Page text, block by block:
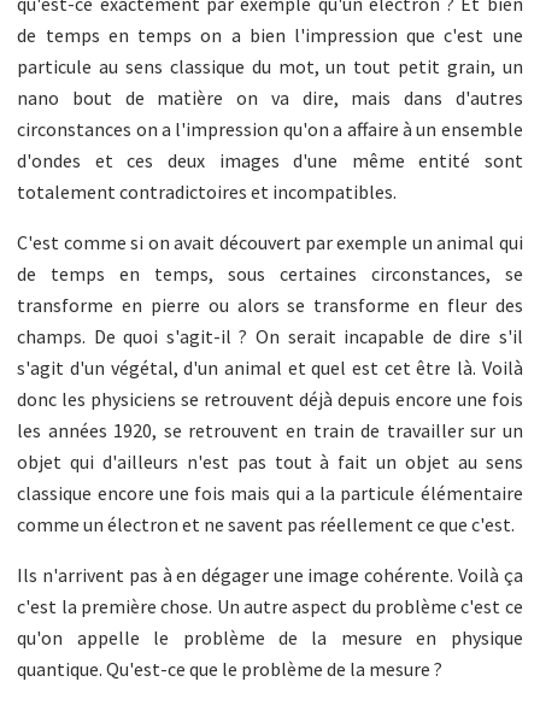
de temps en temps on a bien l'impression que c'est une
particule au sens classique du mot, un tout petit grain, un
nano bout de matière on va dire, mais dans d'autres
circonstances on a l'impression qu'on a affaire à un ensemble
d'ondes et ces deux images d'une même entité sont
totalement contradictoires et incompatibles.
C'est comme si on avait découvert par exemple un animal qui
de temps en temps, sous certaines circonstances, se
transforme en pierre ou alors se transforme en fleur des
champs. De quoi s'agit-il ? On serait incapable de dire s'il
s'agit d'un végétal, d'un animal et quel est cet être là. Voilà
donc les physiciens se retrouvent déjà depuis encore une fois
les années 1920, se retrouvent en train de travailler sur un
objet qui d'ailleurs n'est pas tout à fait un objet au sens
classique encore une fois mais qui a la particule élémentaire
comme un électron et ne savent pas réellement ce que c'est.
Ils n'arrivent pas à en dégager une image cohérente. Voilà ça
c'est la première chose. Un autre aspect du problème c'est ce
qu'on appelle le problème de la mesure en physique
quantique. Qu'est-ce que le problème de la mesure ?